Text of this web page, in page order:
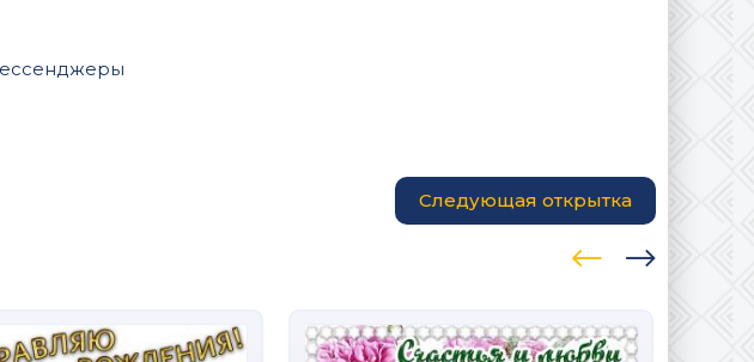
Следующая открытка